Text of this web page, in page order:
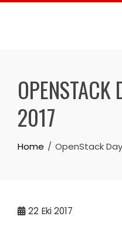
Skip
OPENSTACK
2017
Home OpenStack
22 Eki 2017